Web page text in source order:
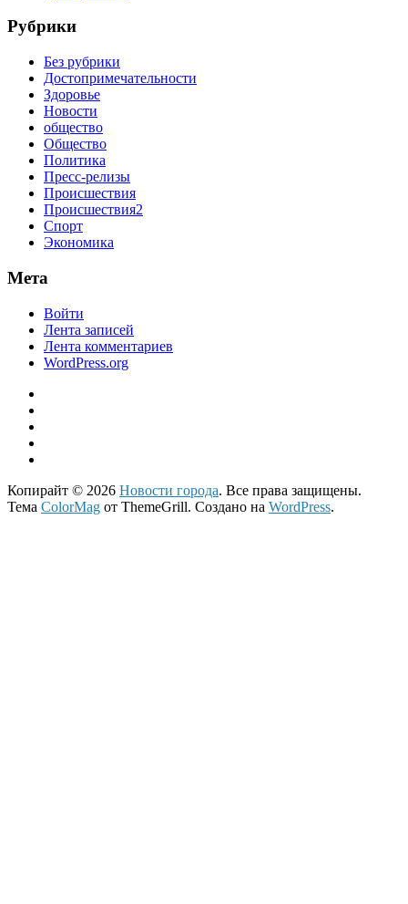
Рубрики
Без рубрики
Достопримечательности
Здоровье
Новости
общество
Общество
Политика
Пресс-релизы
Происшествия
Происшествия2
Спорт
Экономика
Мета
Войти
Лента записей
Лента комментариев
WordPress.org
Копирайт © 2026 Новости города. Все права защищены.
Тема ColorMag от ThemeGrill. Создано на WordPress.